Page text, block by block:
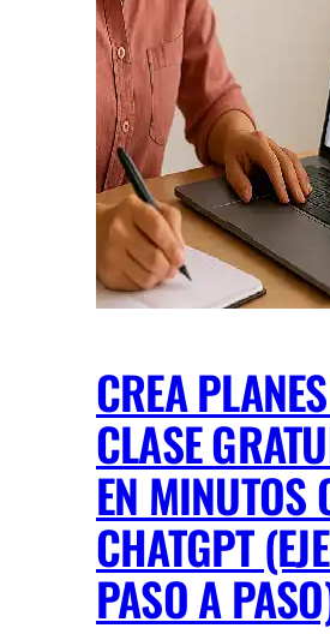
CREA
CLASE
EN MINUTOS
CHATGPT
PASO A